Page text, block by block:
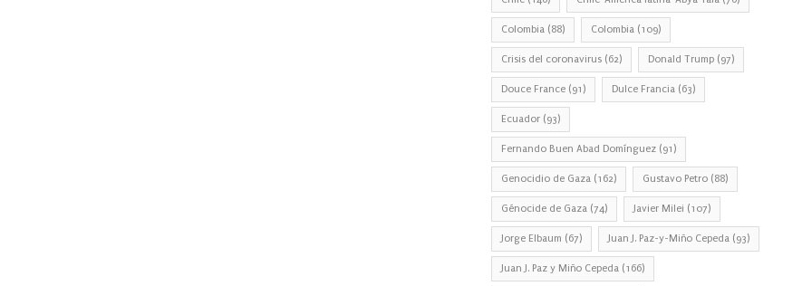
Colombia (88) Colombia (109)
Crisis del coronavirus (62) Donald Trump (97)
Douce France (91) Dulce Francia (63)
Ecuador (93)
Fernando Buen Abad Domínguez (91)
Genocidio de Gaza (162) Gustavo Petro (88)
Génocide de Gaza (74) Javier Milei (107)
Jorge Elbaum (67) Juan J. Paz-y-Miño Cepeda (93)
Juan J. Paz y Miño Cepeda (166)